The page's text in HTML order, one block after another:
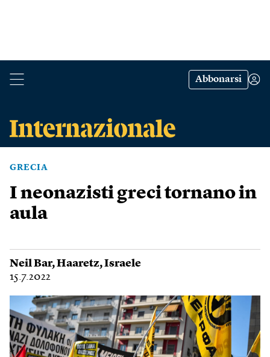
Abbonarsi
GRECIA
I neonazisti greci tornano in
aula
Neil Bar,Haaretz,Israele
15.7.2022